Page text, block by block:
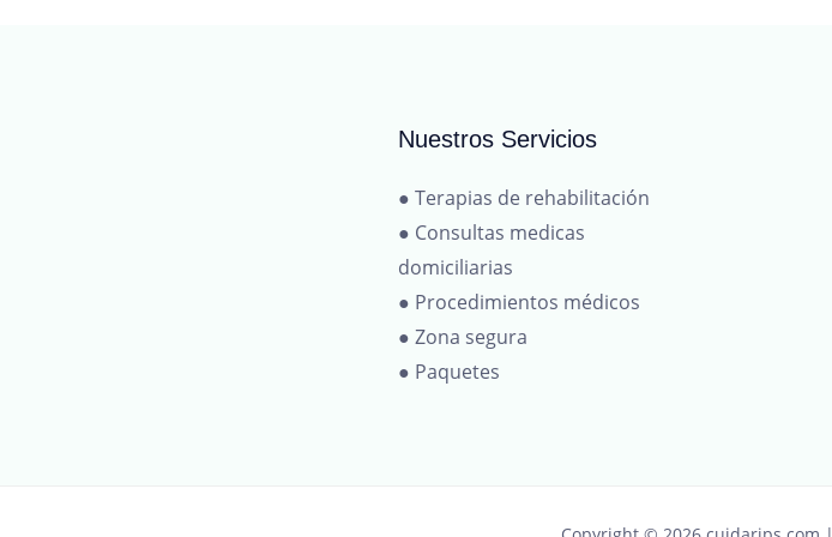
Nuestros Servicios
● Terapias de rehabilitación
● Consultas medicas
domiciliarias
● Procedimientos médicos
● Zona segura
● Paquetes